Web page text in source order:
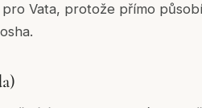
Vata, protože přímo